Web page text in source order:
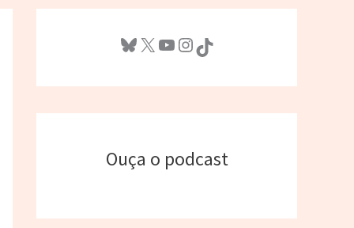
Bluesky X Youtube InstagramTikTok
Ouça o podcast